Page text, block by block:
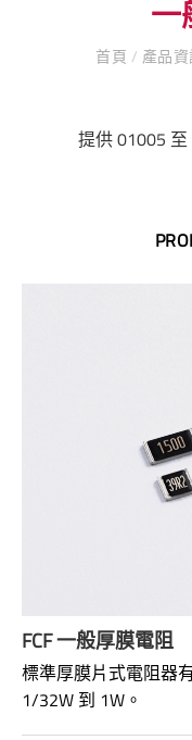
一
首頁 / 產品
提供 01005
FCF 一般厚膜電阻
標準厚膜片式電阻器
1/32W 到 1W。